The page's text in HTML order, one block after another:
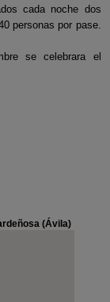
cada noche dos
personas por pase.
se celebrara el
(Ávila)